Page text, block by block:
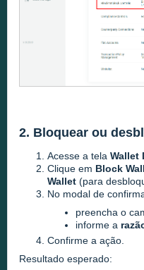
2. Bloquear ou
Acesse a tela Wallet
Clique em Block
Wallet (para
No modal de
preencha o
informe a
Confirme a ação.
Resultado esperado: